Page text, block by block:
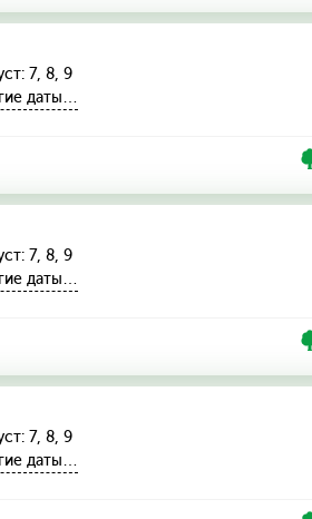
7, 8, 9
даты…
7, 8, 9
даты…
7, 8, 9
даты…